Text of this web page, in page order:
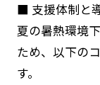
■ 支援体制と
夏の暑熱環境
ため、以下の
す。